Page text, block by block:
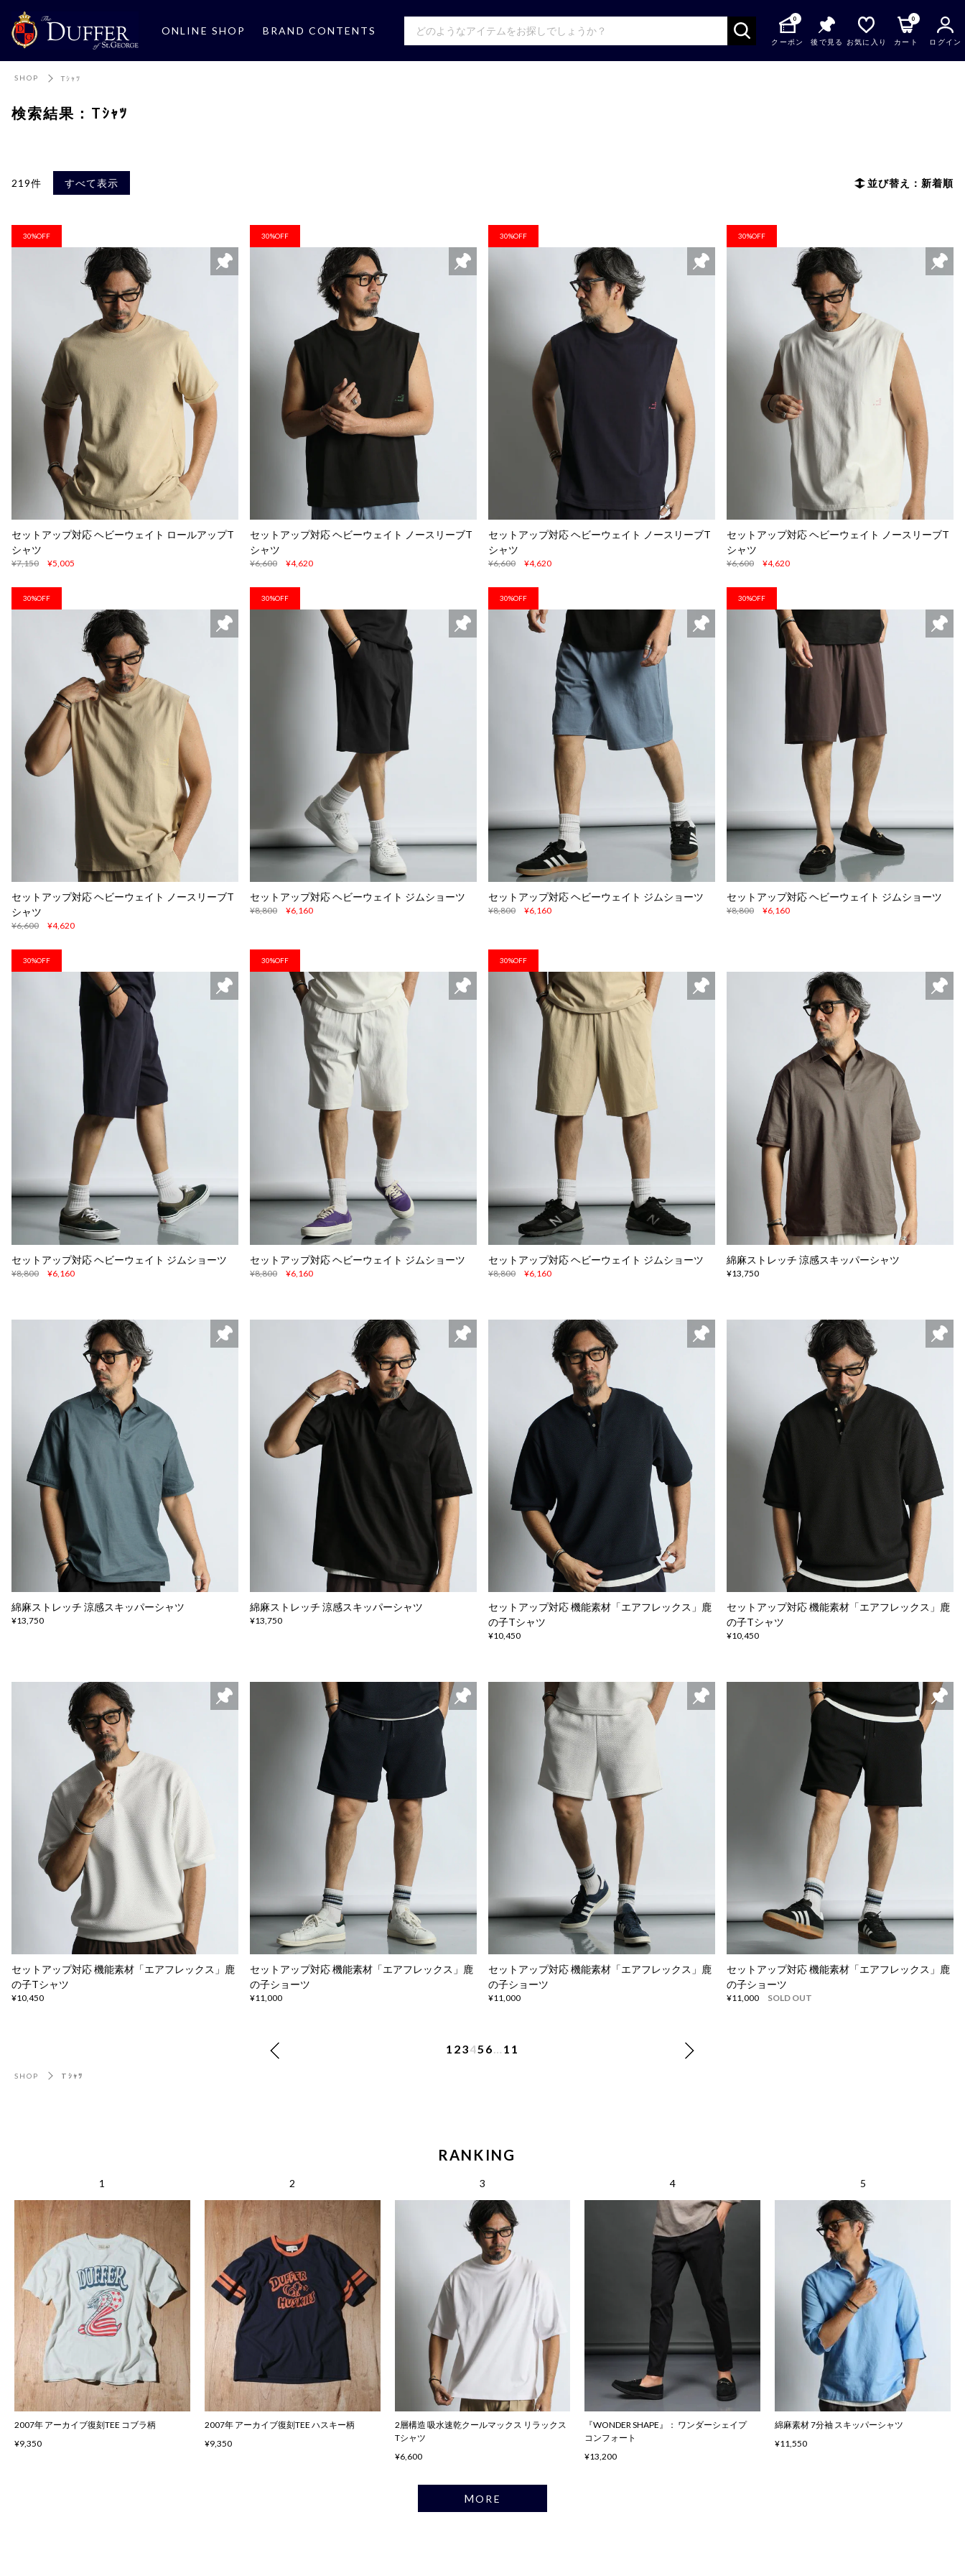
ONLINE SHOP BRAND CONTENTS
0
クーポン 後で見る お気に入り
0
カート ログイン
SHOP Tｼｬﾂ
検索結果：Tｼｬﾂ
219件 すべて表示 並び替え：新着順
30%OFF
セットアップ対応 ヘビーウェイト ロールアップT
シャツ
¥7,150 ¥5,005
30%OFF
セットアップ対応 ヘビーウェイト ノースリーブT
シャツ
¥6,600 ¥4,620
30%OFF
セットアップ対応 ヘビーウェイト ノースリーブT
シャツ
¥6,600 ¥4,620
30%OFF
セットアップ対応 ヘビーウェイト ノースリーブT
シャツ
¥6,600 ¥4,620
30%OFF
セットアップ対応 ヘビーウェイト ノースリーブT
シャツ
¥6,600 ¥4,620
30%OFF
セットアップ対応 ヘビーウェイト ジムショーツ
¥8,800 ¥6,160
30%OFF
セットアップ対応 ヘビーウェイト ジムショーツ
¥8,800 ¥6,160
30%OFF
セットアップ対応 ヘビーウェイト ジムショーツ
¥8,800 ¥6,160
30%OFF
セットアップ対応 ヘビーウェイト ジムショーツ
¥8,800 ¥6,160
30%OFF
セットアップ対応 ヘビーウェイト ジムショーツ
¥8,800 ¥6,160
30%OFF
セットアップ対応 ヘビーウェイト ジムショーツ
¥8,800 ¥6,160
綿麻ストレッチ 涼感スキッパーシャツ
¥13,750
綿麻ストレッチ 涼感スキッパーシャツ
¥13,750
綿麻ストレッチ 涼感スキッパーシャツ
¥13,750
セットアップ対応 機能素材「エアフレックス」鹿
の子Tシャツ
¥10,450
セットアップ対応 機能素材「エアフレックス」鹿
の子Tシャツ
¥10,450
セットアップ対応 機能素材「エアフレックス」鹿
の子Tシャツ
¥10,450
セットアップ対応 機能素材「エアフレックス」鹿
の子ショーツ
¥11,000
セットアップ対応 機能素材「エアフレックス」鹿
の子ショーツ
¥11,000
セットアップ対応 機能素材「エアフレックス」鹿
の子ショーツ
¥11,000 SOLD OUT
1 2345 6… 11
SHOP Tｼｬﾂ
RANKING
2007年 アーカイブ復刻TEE コブラ柄
¥9,350
2007年 アーカイブ復刻TEE ハスキー柄
¥9,350
2層構造 吸水速乾クールマックス リラックス
Tシャツ
¥6,600
『WONDER SHAPE』： ワンダーシェイプ
コンフォート
¥13,200
綿麻素材 7分袖 スキッパーシャツ
¥11,550
MORE